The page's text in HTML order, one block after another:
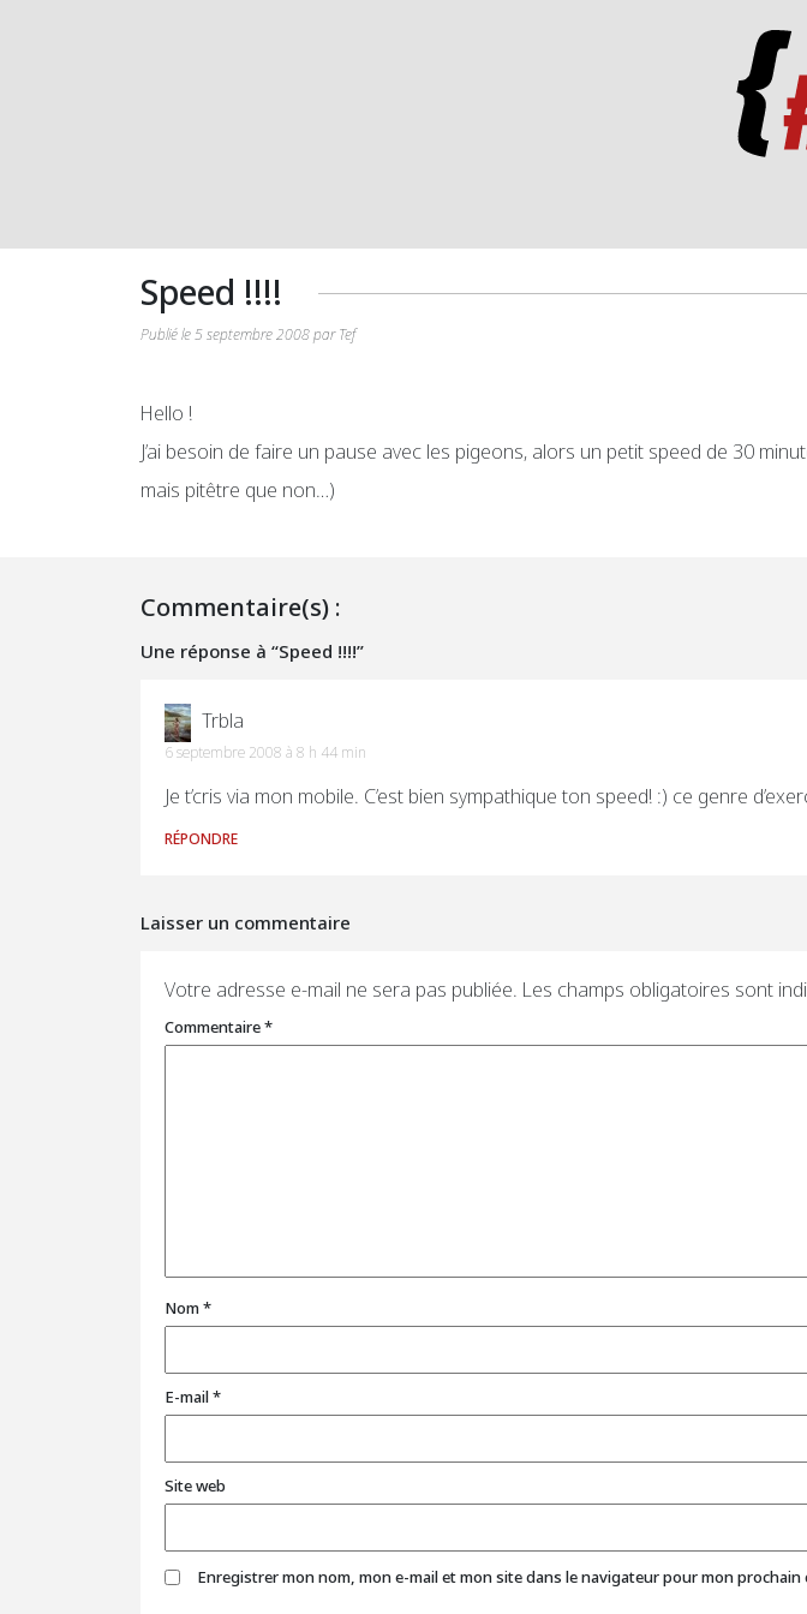
Speed !!!!
Publié le 5 septembre 2008 par Tef
Hello !
J’ai besoin de faire un pause avec les pigeons, alors un petit speed de 30
mais pitêtre que non…)
Commentaire(s) :
Une réponse à “Speed !!!!”
Trbla
6 septembre 2008 à 8 h 44 min
Je t’cris via mon mobile. C’est bien sympathique ton speed! :) ce genre
RÉPONDRE
Laisser un commentaire
Votre adresse e-mail ne sera pas publiée. Les champs obligatoires sont
Commentaire*
Nom*
E-mail*
Site web
Enregistrer mon nom, mon e-mail et mon site dans le navigateur pour mon prochain